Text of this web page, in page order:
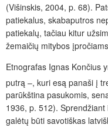
(Višinskis, 2004, p. 68).
patiekalus, skabaputros
patiekalų, tačiau kitur
žemaičių mitybos
Etnografas Ignas Končius
putrą –, kuri esą panaši į
parūkština pasukomis,
1936, p. 512).
galėtų būti savotiškas